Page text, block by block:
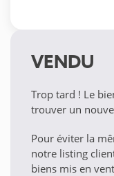
VENDU
Trop tard ! Le
trouver un
Pour éviter la
notre listing
biens mis en